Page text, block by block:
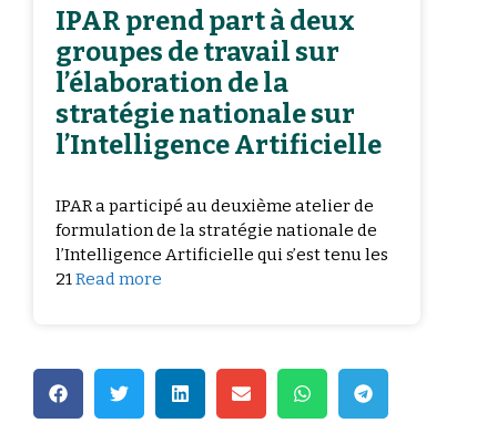
IPAR prend part à deux
groupes de travail sur
l’élaboration de la
stratégie nationale sur
l’Intelligence Artificielle
IPAR a participé au deuxième atelier de
formulation de la stratégie nationale de
l’Intelligence Artificielle qui s’est tenu les
21Read more